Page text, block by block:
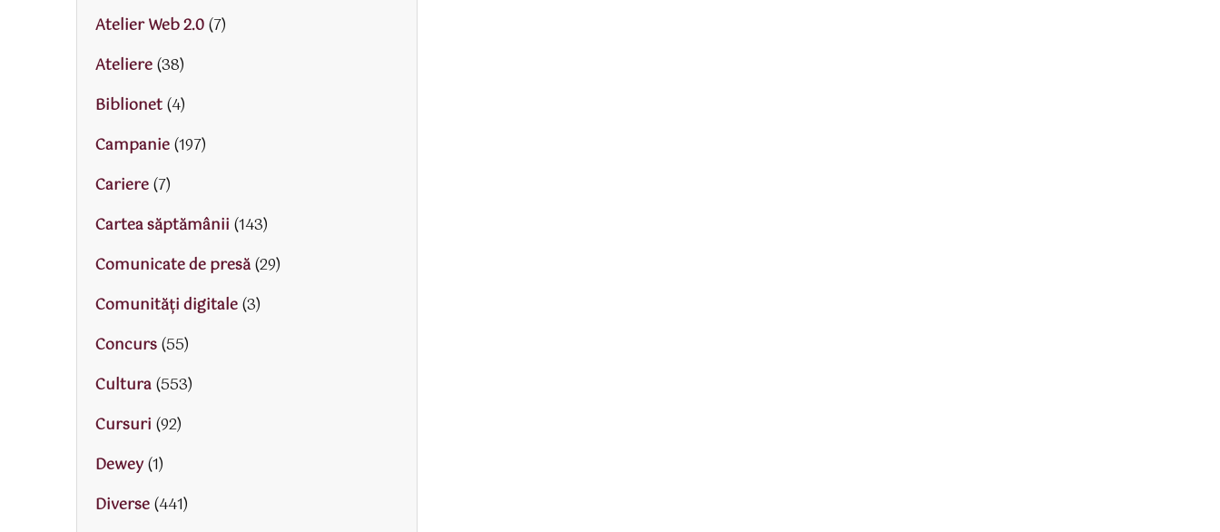
Atelier Web 2.0(7)
Ateliere(38)
Biblionet(4)
Campanie(197)
Cariere(7)
Cartea săptămânii (143)
Comunicate de presă(29)
Comunități digitale(3)
Concurs(55)
Cultura(553)
Cursuri (92)
Dewey(1)
Diverse(441)